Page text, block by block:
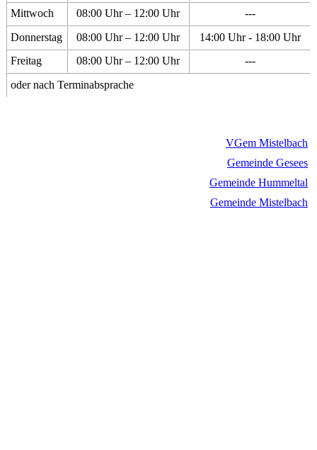
Mittwoch
08:00 Uhr – 12:00 Uhr
---
Donnerstag
08:00 Uhr – 12:00 Uhr
14:00 Uhr - 18:00 Uhr
Freitag
08:00 Uhr – 12:00 Uhr
---
oder nach Terminabsprache
VGem Mistelbach
Gemeinde Gesees
Gemeinde Hummeltal
Gemeinde Mistelbach